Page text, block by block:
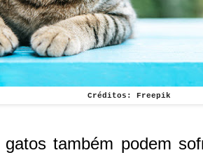
Créditos: Freepik
também podem